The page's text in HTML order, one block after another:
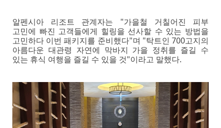
알펜시아 리조트 관계자는 "가을철 거칠어진 피부
고민에 빠진 고객들에게 힐링을 선사할 수 있는 방법을
고민하다 이번 패키지를 준비했다"며 "탁트인 700고지의
아름다운 대관령 자연에 막바지 가을 정취를 즐길 수
있는 휴식 여행을 즐길 수 있을 것"이라고 말했다.